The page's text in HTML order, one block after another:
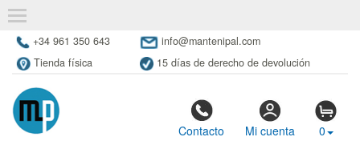
+34 961 350 643
info@mantenipal.com
Tienda física
15 días de derecho de devolución
Contacto Mi cuenta 0